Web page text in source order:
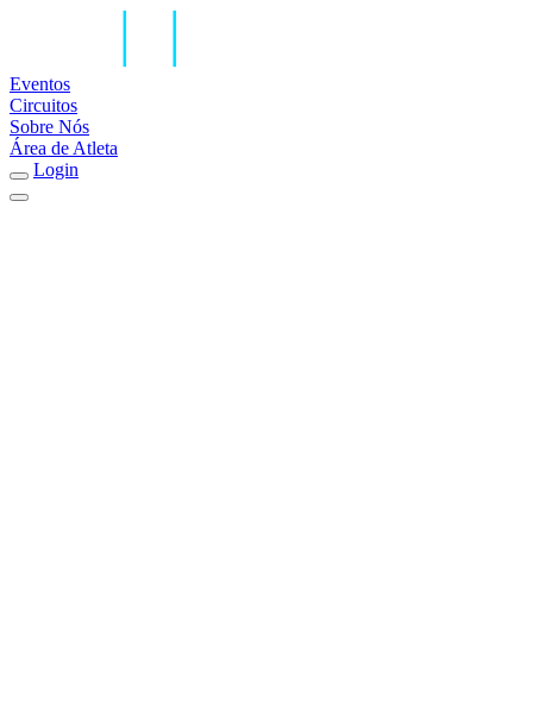
Eventos
Circuitos
Sobre Nós
Área de Atleta
Login